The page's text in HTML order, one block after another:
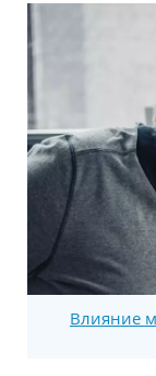
Влияние